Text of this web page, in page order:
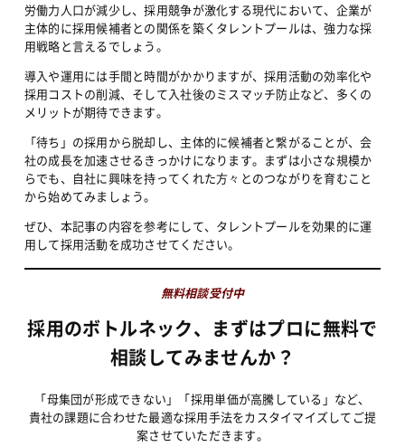
労働力人口が減少し、採用競争が激化する現代において、企業が
主体的に採用候補者との関係を築くタレントプールは、強力な採
用戦略と言えるでしょう。
導入や運用には手間と時間がかかりますが、採用活動の効率化や
採用コストの削減、そして入社後のミスマッチ防止など、多くの
メリットが期待できます。
「待ち」の採用から脱却し、主体的に候補者と繋がることが、会
社の成長を加速させるきっかけになります。まずは小さな規模か
らでも、自社に興味を持ってくれた方々とのつながりを育むこと
から始めてみましょう。
ぜひ、本記事の内容を参考にして、タレントプールを効果的に運
用して採用活動を成功させてください。
無料相談受付中
採用のボトルネック、まずはプロに無料で
相談してみませんか？
「母集団が形成できない」「採用単価が高騰している」など、
貴社の課題に合わせた最適な採用手法をカスタイマイズしてご提
案させていただきます。